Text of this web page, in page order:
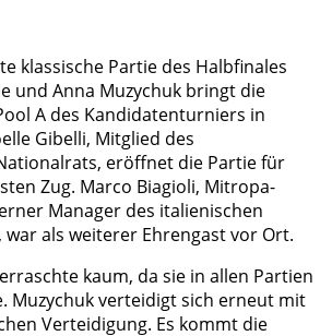
klassische Partie des Halbfinales
und Anna Muzychuk bringt die
A des Kandidatenturniers in
Gibelli, Mitglied des
eröffnet die Partie für
Zug. Marco Biagioli, Mitropa-
Manager des italienischen
war als weiterer Ehrengast vor Ort.
kaum, da sie in allen Partien
Muzychuk verteidigt sich erneut mit
Verteidigung. Es kommt die